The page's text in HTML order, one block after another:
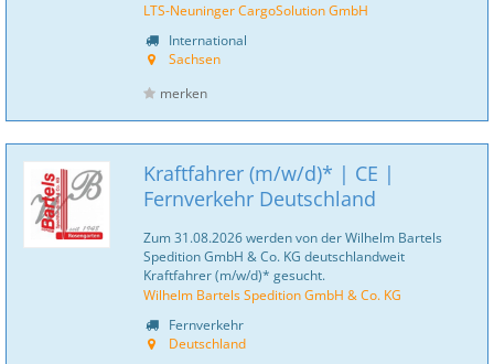
LTS-Neuninger CargoSolution GmbH
International
Sachsen
merken
Kraftfahrer (m/w/d)* | CE |
Fernverkehr Deutschland
Zum 31.08.2026 werden von der Wilhelm Bartels
Spedition GmbH & Co. KG deutschlandweit
Kraftfahrer (m/w/d)* gesucht.
Wilhelm Bartels Spedition GmbH & Co. KG
Fernverkehr
Deutschland